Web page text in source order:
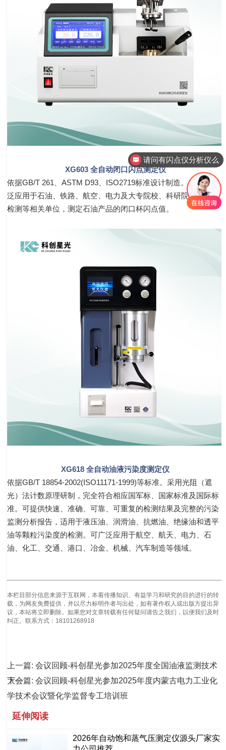
XG603 全自动闭口闪点测定仪
依据GB/T 261、ASTM D93、ISO2719标准设计制造。仪器可广
泛应用于石油、铁路、航空、电力及大专院校、科研院所、油品
检测等相关单位，测定石油产品的闭口杯闪点值。
XG618 全自动油液污染度测定仪
依据GB/T 18854-2002(ISO11171-1999)等标准。采用光阻（遮
光）法计数原理研制，完全符合相应国军标、国家标准及国际标
准。可提供快速、准确、可靠、可重复的检测结果及完整的污染
监测分析报告，适用于液压油、润滑油、抗燃油、绝缘油和透平
油等颗粒污染度的检测。可广泛应用于航空、航天、电力、石
油、化工、交通、港口、冶金、机械、汽车制造等领域。
本栏目部分信息来源于互联网，本着传播知识、有益学习和研究的目的进行的转
载，为网友免费提供，并以尽力标明作者与出处，如有著作权人或出版方提出异
议，本站将立即删除。如果您对文章转载有任何疑问请告之我们，以便我们及时
纠正。联系方式：18101268918
上一篇: 会议回顾-科创星光参加2025年度全国油液监测技术
大会
下一篇: 会议回顾-科创星光参加2025年度内蒙古电力工业化
学技术会议暨化学监督专工培训班
延伸阅读
2026年自动饱和蒸气压测定仪源头厂家实
请问有溶解氧分析仪么
请问有闪点仪分析仪么